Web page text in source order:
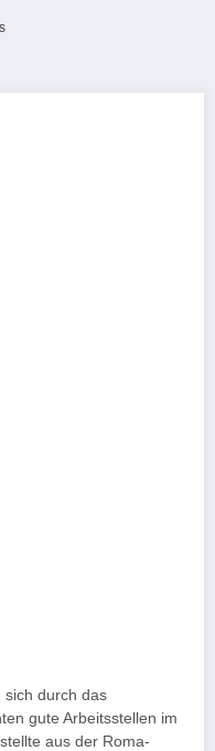
sich durch das
gute Arbeitsstellen im
aus der Roma-